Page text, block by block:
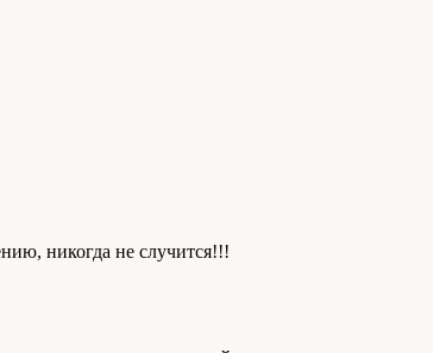
никогда не случится!!!